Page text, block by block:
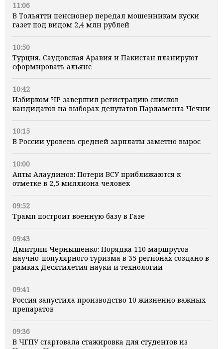
11:06
В Тольятти пенсионер передал мошенникам куски
газет под видом 2,4 млн рублей
10:50
Турция, Саудовская Аравия и Пакистан планируют
сформировать альянс
10:42
Избирком ЧР завершил регистрацию списков
кандидатов на выборах депутатов Парламента Чечни
10:15
В России уровень средней зарплаты заметно вырос
10:00
Апты Алаудинов: Потери ВСУ приближаются к
отметке в 2,5 миллиона человек
09:52
Трамп построит военную базу в Газе
09:43
Дмитрий Чернышенко: Порядка 110 маршрутов
научно-популярного туризма в 35 регионах создано в
рамках Десятилетия науки и технологий
09:41
Россия запустила производство 10 жизненно важных
препаратов
09:36
В ЧГПУ стартовала стажировка для студентов из